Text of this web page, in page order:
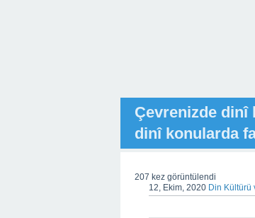
Çevrenizde dinî
dinî konularda
207 kez görüntülendi
12, Ekim, 2020 Din Kültürü